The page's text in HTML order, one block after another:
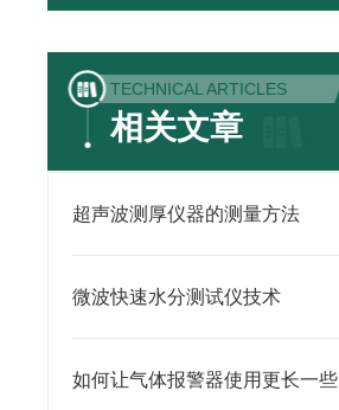
TECHNICAL ARTICLES
相关文章
超声波测厚仪器的测量方法
微波快速水分测试仪技术
如何让气体报警器使用更长一些